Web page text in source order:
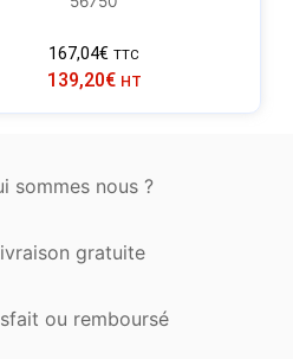
167,04€ TTC
139,20€ HT
sommes nous ?
gratuite
ou remboursé